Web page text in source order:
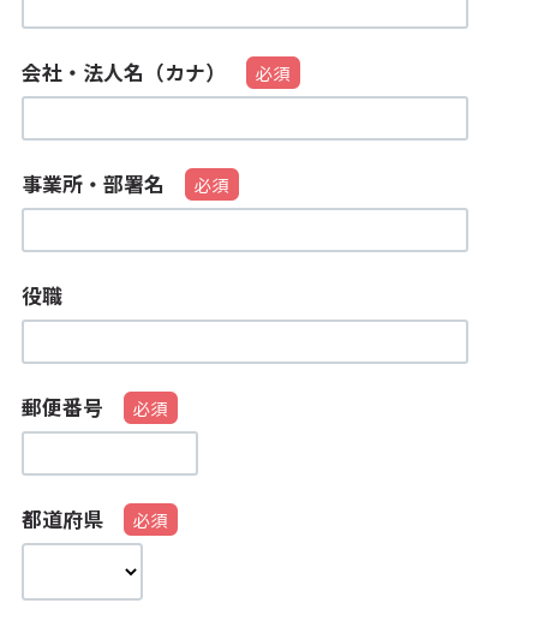
会社・法人名（カナ）
事業所・部署名
役職
郵便番号
都道府県